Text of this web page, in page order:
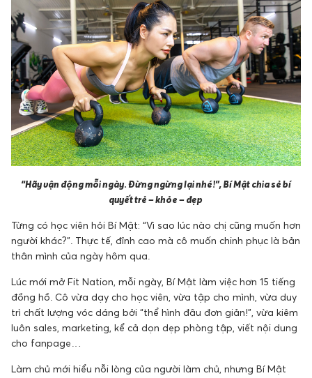
“Hãy vận động mỗi ngày. Đừng ngừng lại nhé!”, Bí Mật chia sẻ bí
quyết trẻ – khỏe – đẹp
Từng có học viên hỏi Bí Mật: “Vì sao lúc nào chị cũng muốn hơn
người khác?”. Thực tế, đỉnh cao mà cô muốn chinh phục là bản
thân mình của ngày hôm qua.
Lúc mới mở Fit Nation, mỗi ngày, Bí Mật làm việc hơn 15 tiếng
đồng hồ. Cô vừa dạy cho học viên, vừa tập cho mình, vừa duy
trì chất lượng vóc dáng bởi “thể hình đâu đơn giản!”, vừa kiêm
luôn sales, marketing, kể cả dọn dẹp phòng tập, viết nội dung
cho fanpage…
Làm chủ mới hiểu nỗi lòng của người làm chủ, nhưng Bí Mật